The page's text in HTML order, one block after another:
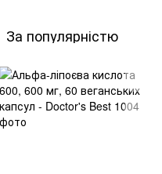
За популярністю